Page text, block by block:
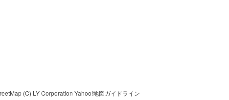
(C) LY Corporation Yahoo!地図ガイドライン